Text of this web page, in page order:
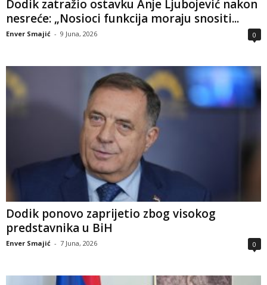
Dodik zatražio ostavku Anje Ljubojević nakon
nesreće: „Nosioci funkcija moraju snositi...
Enver Smajić - 9 Juna, 2026 0
Dodik ponovo zaprijetio zbog visokog
predstavnika u BiH
Enver Smajić - 7 Juna, 2026 0